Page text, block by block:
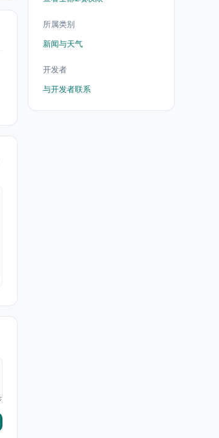
所属类别
新闻与天气
开发者
与开发者联系